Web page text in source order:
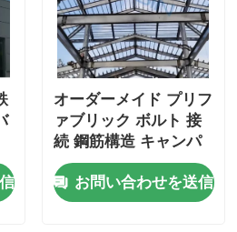
オーダーメイド プリフ
ァブリック ボルト 接
続 鋼筋構造 キャンパ
ス 仮設 授業 寮 サンド
イッチ壁パネル付き
お問い合わせを送信